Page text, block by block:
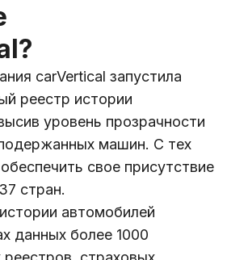
carVertical запустила
реестр истории
уровень прозрачности
машин. С тех
свое присутствие
37 стран.
автомобилей
данных более 1000